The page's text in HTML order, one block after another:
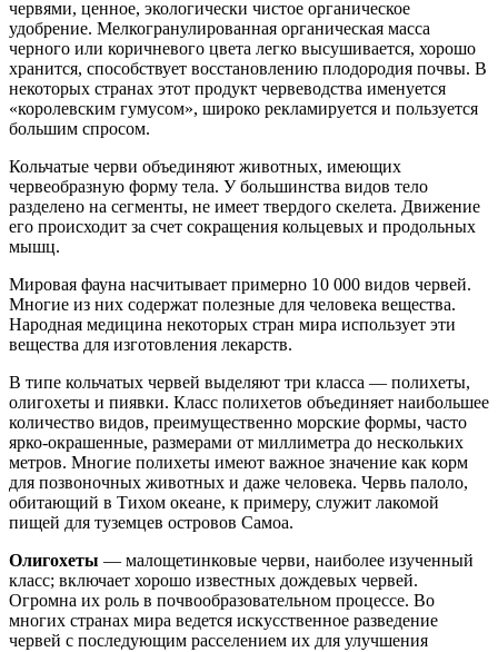
червями, ценное, экологически чистое органическое
удобрение. Мелкогранулированная органическая масса
черного или коричневого цвета легко высушивается, хорошо
хранится, способствует восстановлению плодородия почвы. В
некоторых странах этот продукт червеводства именуется
«королевским гумусом», широко рекламируется и пользуется
большим спросом.
Кольчатые черви объединяют животных, имеющих
червеобразную форму тела. У большинства видов тело
разделено на сегменты, не имеет твердого скелета. Движение
его происходит за счет сокращения кольцевых и продольных
мышц.
Мировая фауна насчитывает примерно 10 000 видов червей.
Многие из них содержат полезные для человека вещества.
Народная медицина некоторых стран мира использует эти
вещества для изготовления лекарств.
В типе кольчатых червей выделяют три класса — полихеты,
олигохеты и пиявки. Класс полихетов объединяет наибольшее
количество видов, преимущественно морские формы, часто
ярко-окрашенные, размерами от миллиметра до нескольких
метров. Многие полихеты имеют важное значение как корм
для позвоночных животных и даже человека. Червь палоло,
обитающий в Тихом океане, к примеру, служит лакомой
пищей для туземцев островов Самоа.
Олигохеты — малощетинковые черви, наиболее изученный
класс; включает хорошо известных дождевых червей.
Огромна их роль в почвообразовательном процессе. Во
многих странах мира ведется искусственное разведение
червей с последующим расселением их для улучшения